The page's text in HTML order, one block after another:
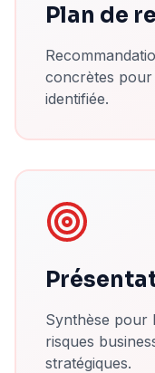
Plan de
concrètes
identifiée.
Synthèse pour
risques
stratégiques.